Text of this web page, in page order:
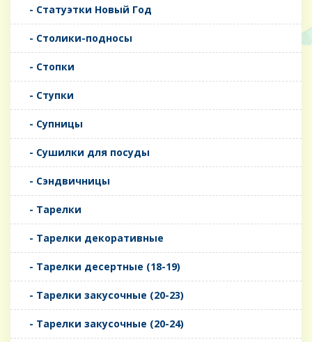
- Статуэтки Новый Год
- Столики-подносы
- Стопки
- Ступки
- Супницы
- Сушилки для посуды
- Сэндвичницы
- Тарелки
- Тарелки декоративные
- Тарелки десертные (18-19)
- Тарелки закусочные (20-23)
- Тарелки закусочные (20-24)